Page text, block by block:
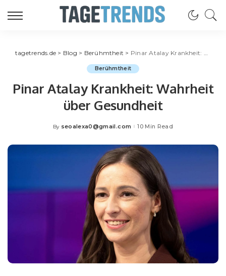
tagetrends.de > Blog > Berühmtheit > Pinar Atalay Krankheit: Wahrheit über Gesundheit
Berühmtheit
Pinar Atalay Krankheit: Wahrheit
über Gesundheit
Posted
By seoalexa0@gmail.com 10 Min Read